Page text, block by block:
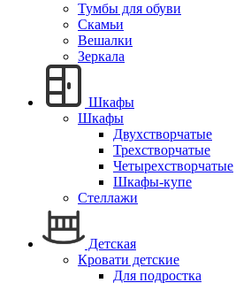
Тумбы для обуви
Скамьи
Вешалки
Зеркала
Шкафы
Шкафы
Двухстворчатые
Трехстворчатые
Четырехстворчатые
Шкафы-купе
Стеллажи
Детская
Кровати детские
Для подростка